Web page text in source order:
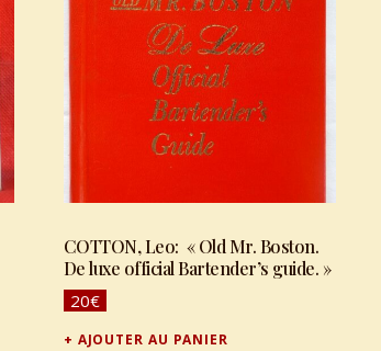
COTTON, Leo: « Old Mr. Boston.
De luxe official Bartender’s guide. »
20€
AJOUTER AU PANIER